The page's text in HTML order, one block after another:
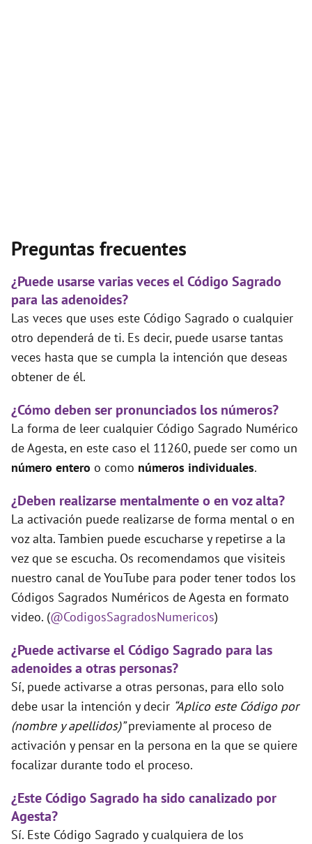
Preguntas frecuentes
¿Puede usarse varias veces el Código Sagrado
para las adenoides?
Las veces que uses este Código Sagrado o cualquier
otro dependerá de ti. Es decir, puede usarse tantas
veces hasta que se cumpla la intención que deseas
obtener de él.
¿Cómo deben ser pronunciados los números?
La forma de leer cualquier Código Sagrado Numérico
de Agesta, en este caso el 11260, puede ser como un
número entero o como números individuales.
¿Deben realizarse mentalmente o en voz alta?
La activación puede realizarse de forma mental o en
voz alta. Tambien puede escucharse y repetirse a la
vez que se escucha. Os recomendamos que visiteis
nuestro canal de YouTube para poder tener todos los
Códigos Sagrados Numéricos de Agesta en formato
video. (@CodigosSagradosNumericos)
¿Puede activarse el Código Sagrado para las
adenoides a otras personas?
Sí, puede activarse a otras personas, para ello solo
debe usar la intención y decir “Aplico este Código por
(nombre y apellidos)”previamente al proceso de
activación y pensar en la persona en la que se quiere
focalizar durante todo el proceso.
¿Este Código Sagrado ha sido canalizado por
Agesta?
Sí. Este Código Sagrado y cualquiera de los